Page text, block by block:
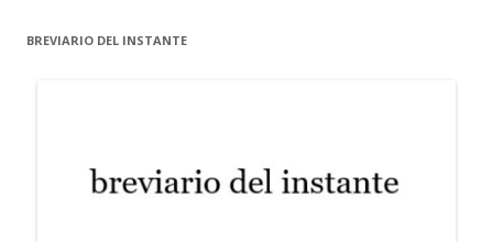
BREVIARIO DEL INSTANTE